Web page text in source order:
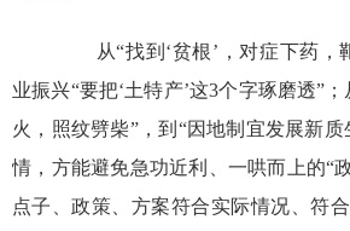
从“找到‘贫根’，对症下药，
业振兴“要把‘土特产’这3个字琢磨透”
火，照纹劈柴”，到“因地制宜发展新
情，方能避免急功近利、一哄而上的“
点子、政策、方案符合实际情况、符